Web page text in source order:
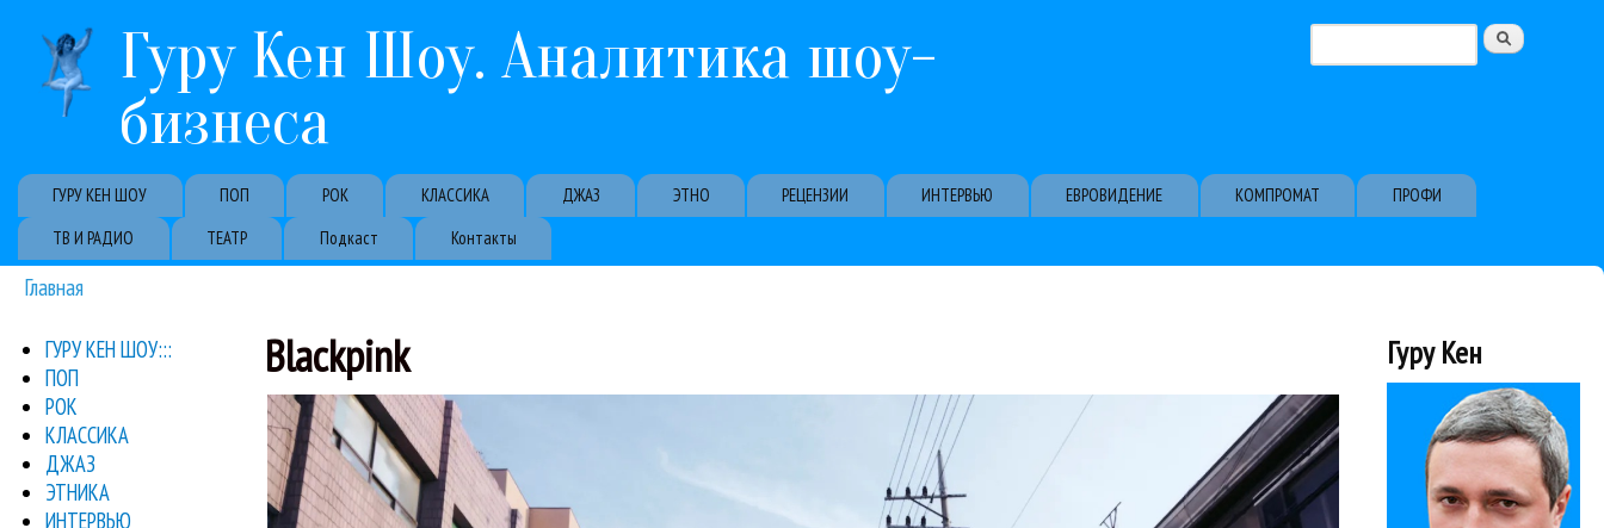
Гуру Кен Шоу. Аналитика шоу-
бизнеса
Форма поиска
Primary links
ГУРУ КЕН ШОУ ПОП РОК КЛАССИКА ДЖАЗ ЭТНО РЕЦЕНЗИИ ИНТЕРВЬЮ ЕВРОВИДЕНИЕ КОМПРОМАТ
ПРОФИ
ТВ И РАДИО
ТЕАТР Подкаст Контакты
Вы здесь
Главная
Blackpink
Обзор музыкальных новинок: Blackpink, Лазарев, Бибер, Zivert,
Рецензии Рок
Обзор музыкальных новинок недели, как обычно, по убыванию баллов. Blackpink - Jump Сингл, клип. Поп. Корейский
ГУРУ КЕН ШОУ:::
ПОП
РОК
КЛАССИКА
ДЖАЗ
ЭТНИКА
ИНТЕРВЬЮ
Гуру Кен